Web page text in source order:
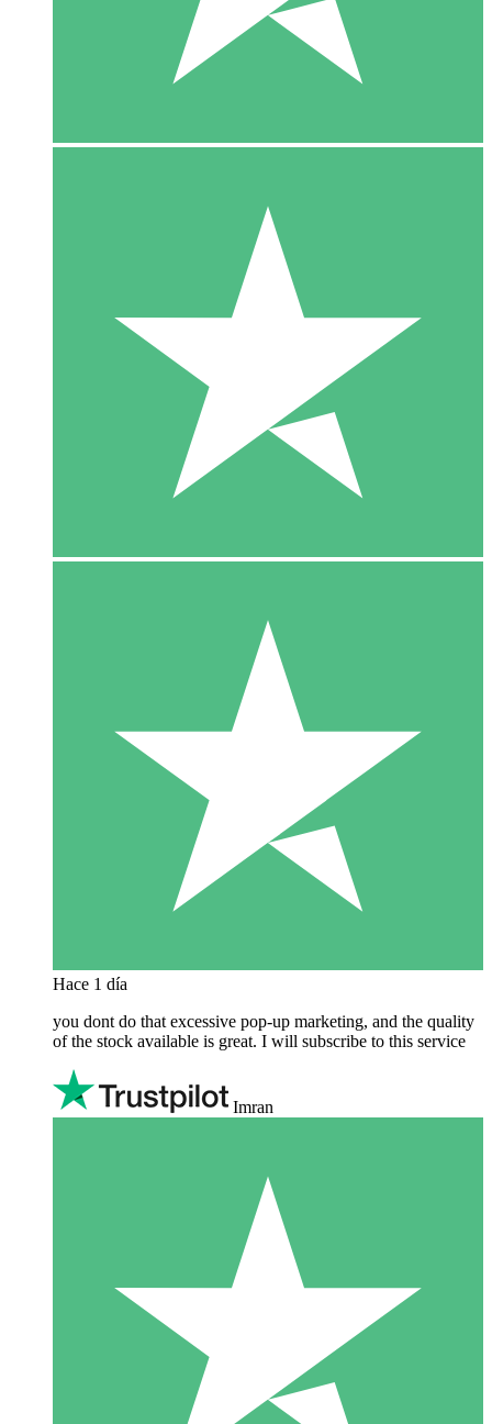
Hace 1 día
you dont do that excessive pop-up marketing, and the quality
of the stock available is great. I will subscribe to this service
Imran